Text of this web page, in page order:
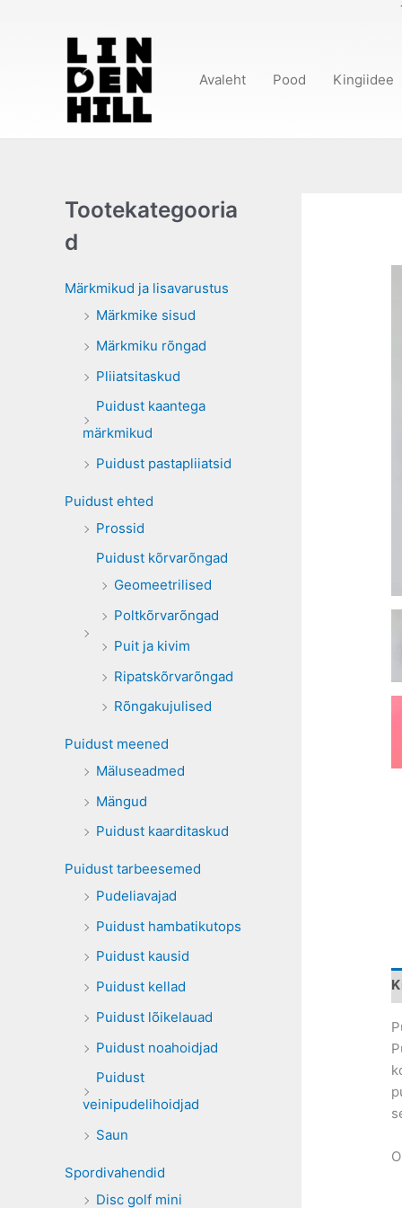
Avaleht Pood Kingiidee
Tootekategooria
d
Märkmikud ja lisavarustus
Märkmike sisud
Märkmiku rõngad
Pliiatsitaskud
Puidust kaantega
märkmikud
Puidust pastapliiatsid
Puidust ehted
Prossid
Puidust kõrvarõngad
Geomeetrilised
Poltkõrvarõngad
Puit ja kivim
Ripatskõrvarõngad
Rõngakujulised
Puidust meened
Mäluseadmed
Mängud
Puidust kaarditaskud
Puidust tarbeesemed
Pudeliavajad
Puidust hambatikutops
Puidust kausid
Puidust kellad
Puidust lõikelauad
Puidust noahoidjad
Puidust
veinipudelihoidjad
Saun
Spordivahendid
Disc golf mini